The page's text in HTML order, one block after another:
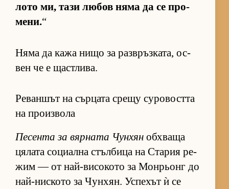
лото ми, тази лю­бов няма да се про­
ме­ни.“
Няма да кажа нищо за раз­в­ръз­ка­та, ос­
вен че е щас­т­ли­ва.
Реваншът на сърцата срещу суровостта
на произвола
Пе­сента за вяр­ната Чун­хян об­х­ваща
ця­лата со­ци­ална стъл­бица на Ста­рия ре­
жим — от най-ви­со­кото за Мон­рьонг до
най-нис­кото за Чун­хян. Ус­пе­хът ѝ се